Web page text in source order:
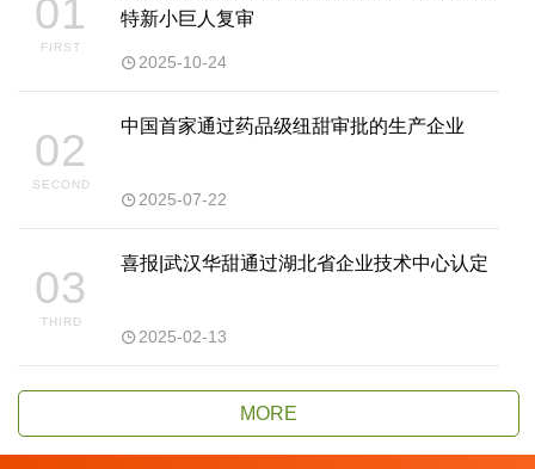
特新小巨人复审
2025-10-24
中国首家通过药品级纽甜审批的生产企业
2025-07-22
喜报|武汉华甜通过湖北省企业技术中心认定
2025-02-13
MORE